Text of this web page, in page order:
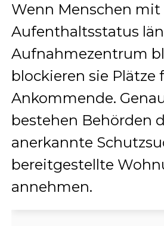
Wenn Menschen mit
Aufenthaltsstatus
Aufnahmezentrum
blockieren sie Plätze
Ankommende.
bestehen Behörden
anerkannte
bereitgestellte
annehmen.